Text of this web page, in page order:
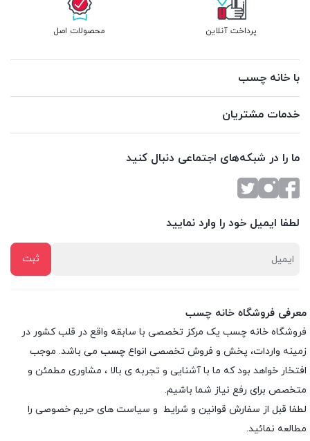
پرداخت آنلاین محصولات اصل
با خانه چسب
خدمات مشتریان
ما را در شبکه‌های اجتماعی دنبال کنید
لطفا ایمیل خود را وارد نمایید
معرفی فروشگاه خانه چسب
فروشگاه خانه چسب یک مرکز تخصصی با سابقه واقع در قلب کشور در
زمینه واردات، پخش و فروش تخصصی انواع چسب می باشد. موجب
افتخار خواهد بود که ما با آشنایی و تجربه ی بالا ، مشاوری مطمئن و
متخصص برای رفع نیاز شما باشیم.
لطفا قبل از سفارش قوانین و شرایط و سیاست های حریم خصوصی را
مطالعه نمائید.